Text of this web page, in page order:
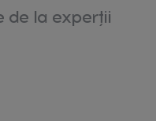
de la experții